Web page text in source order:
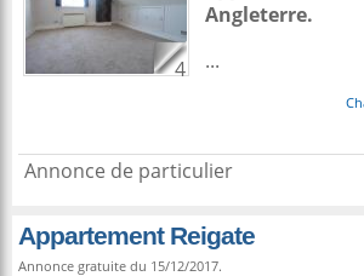
4
Angleterre.
...
Annonce de particulier
Appartement Reigate
Annonce gratuite du 15/12/2017.